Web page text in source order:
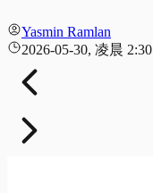
Yasmin Ramlan
2026-05-30, 凌晨 2:30